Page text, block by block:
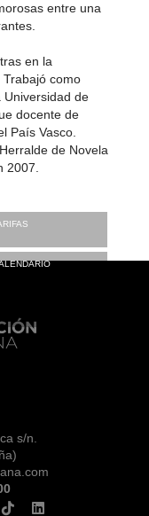
entre una
en la
como
Universidad de
docente de
País Vasco.
de Novela
2007.
s/n.